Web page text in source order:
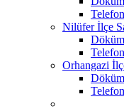
Telefon
Nilüfer İlçe
Telefon
Orhangazi
Telefon